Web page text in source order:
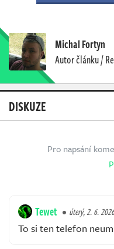
Michal Fortyn
Autor článku /
DISKUZE
Pro napsání
Tewet úterý, 2. 6.
To si ten telefon